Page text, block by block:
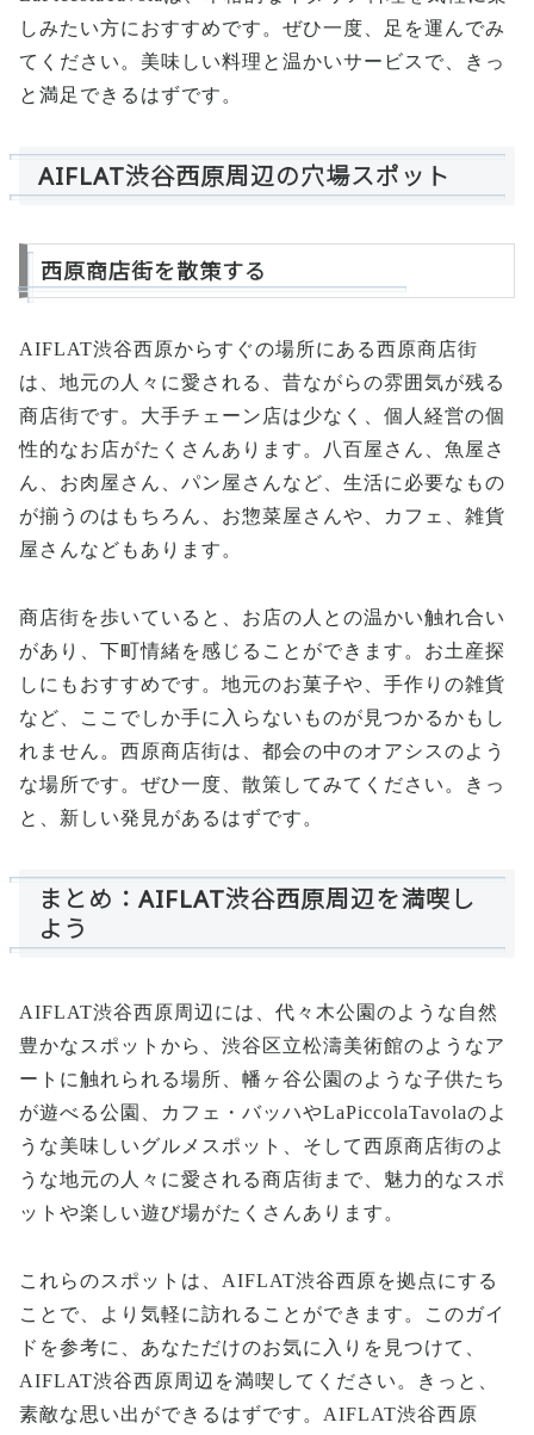
しみたい方におすすめです。ぜひ一度、足を運んでみ
てください。美味しい料理と温かいサービスで、きっ
と満足できるはずです。
AIFLAT渋谷西原周辺の穴場スポット
西原商店街を散策する
AIFLAT渋谷西原からすぐの場所にある西原商店街
は、地元の人々に愛される、昔ながらの雰囲気が残る
商店街です。大手チェーン店は少なく、個人経営の個
性的なお店がたくさんあります。八百屋さん、魚屋さ
ん、お肉屋さん、パン屋さんなど、生活に必要なもの
が揃うのはもちろん、お惣菜屋さんや、カフェ、雑貨
屋さんなどもあります。
商店街を歩いていると、お店の人との温かい触れ合い
があり、下町情緒を感じることができます。お土産探
しにもおすすめです。地元のお菓子や、手作りの雑貨
など、ここでしか手に入らないものが見つかるかもし
れません。西原商店街は、都会の中のオアシスのよう
な場所です。ぜひ一度、散策してみてください。きっ
と、新しい発見があるはずです。
まとめ：AIFLAT渋谷西原周辺を満喫し
よう
AIFLAT渋谷西原周辺には、代々木公園のような自然
豊かなスポットから、渋谷区立松濤美術館のようなア
ートに触れられる場所、幡ヶ谷公園のような子供たち
が遊べる公園、カフェ・バッハやLaPiccolaTavolaのよ
うな美味しいグルメスポット、そして西原商店街のよ
うな地元の人々に愛される商店街まで、魅力的なスポ
ットや楽しい遊び場がたくさんあります。
これらのスポットは、AIFLAT渋谷西原を拠点にする
ことで、より気軽に訪れることができます。このガイ
ドを参考に、あなただけのお気に入りを見つけて、
AIFLAT渋谷西原周辺を満喫してください。きっと、
素敵な思い出ができるはずです。AIFLAT渋谷西原